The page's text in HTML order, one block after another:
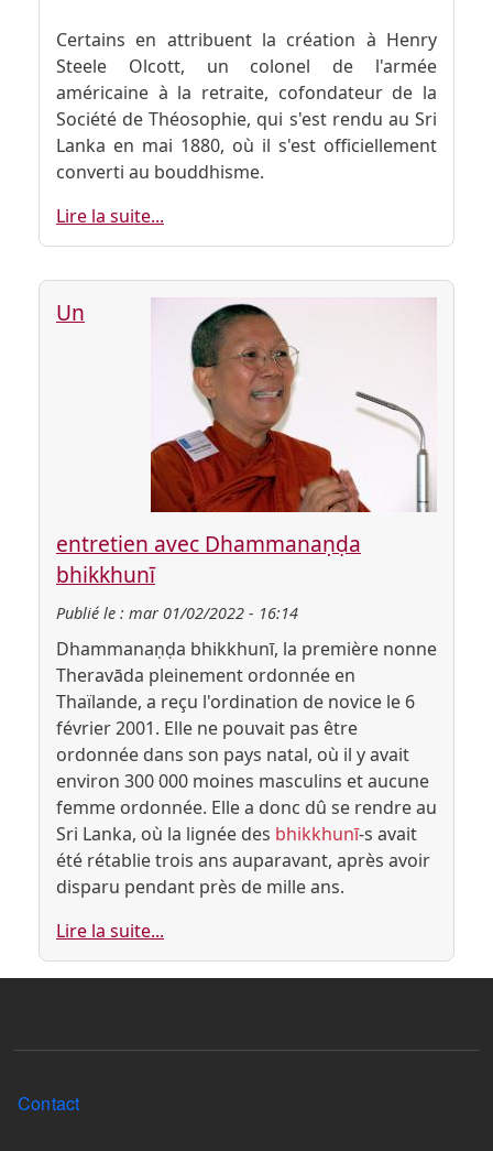
Certains en attribuent la création à Henry
Steele Olcott, un colonel de l'armée
américaine à la retraite, cofondateur de la
Société de Théosophie, qui s'est rendu au Sri
Lanka en mai 1880, où il s'est officiellement
converti au bouddhisme.
Lire la suite...
Un
entretien avec Dhammanaṇḍa
bhikkhunī
Publié le : mar 01/02/2022 - 16:14
Dhammanaṇḍa bhikkhunī, la première nonne
Theravāda pleinement ordonnée en
Thaïlande, a reçu l'ordination de novice le 6
février 2001. Elle ne pouvait pas être
ordonnée dans son pays natal, où il y avait
environ 300 000 moines masculins et aucune
femme ordonnée. Elle a donc dû se rendre au
Sri Lanka, où la lignée des bhikkhunī-s avait
été rétablie trois ans auparavant, après avoir
disparu pendant près de mille ans.
Lire la suite...
Menu Pied de page
Contact